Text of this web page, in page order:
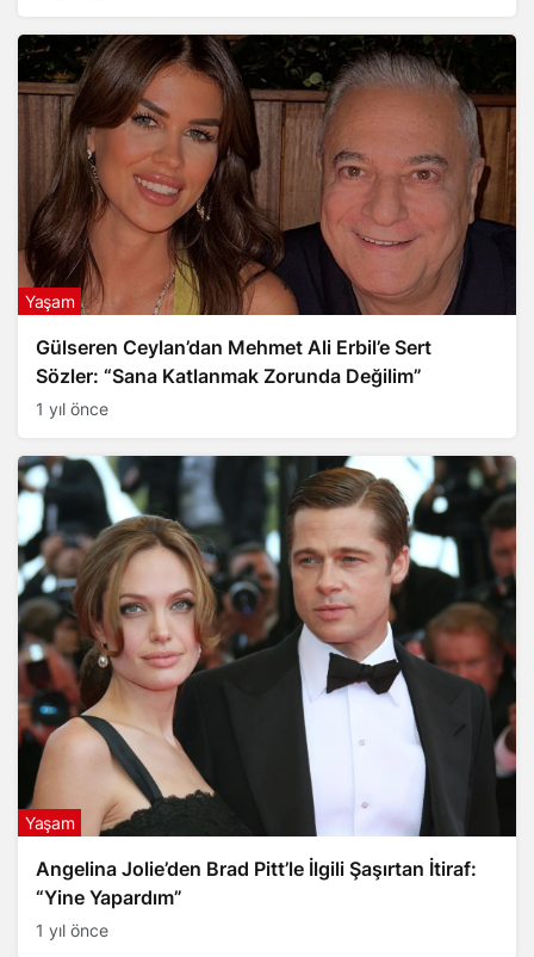
Gülseren Ceylan’dan Mehmet Ali Erbil’e Sert
Sözler: “Sana Katlanmak Zorunda Değilim”
Yaşam
1 yıl önce
Angelina Jolie’den Brad Pitt’le İlgili Şaşırtan İtiraf:
“Yine Yapardım”
Yaşam
1 yıl önce